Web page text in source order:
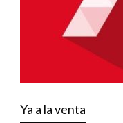
Ya a la venta